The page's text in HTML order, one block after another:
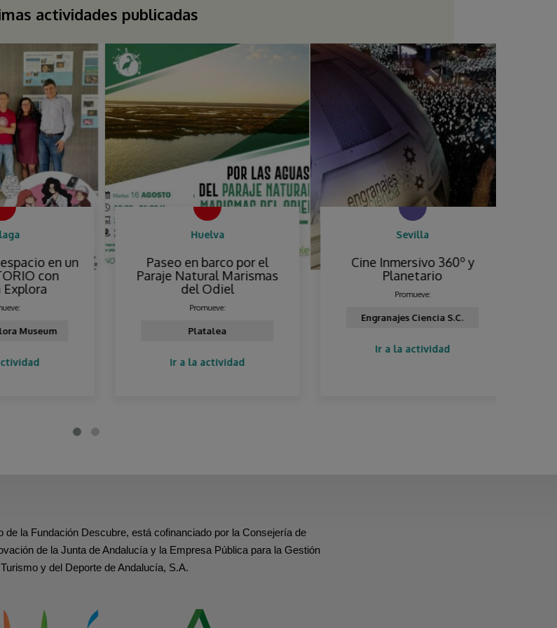
actividades publicadas
en un
con
Museum
Huelva
Paseo en barco por el
Paraje Natural Marismas
del Odiel
Promueve:
Platalea
Ir a la actividad
Sevilla
Cine Inmersivo 360º y
Planetario
Promueve:
Engranajes Ciencia S.C.
Ir a la actividad
de la Fundación Descubre, está cofinanciado por la Consejería de
de la Junta de Andalucía y la Empresa Pública para la Gestión
y del Deporte de Andalucía, S.A.